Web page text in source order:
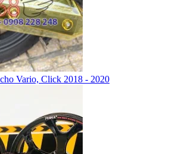
Vario, Click 2018 - 2020